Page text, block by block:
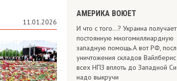
11.01.2026
АМЕРИКА ВОЮЕТ
И что с того...? Украина получает
постоянную многомиллиардную
западную помощь.А вот РФ,
уничтожения складов Вайлберис
всех НПЗ вплоть до Западной
надо выкручи